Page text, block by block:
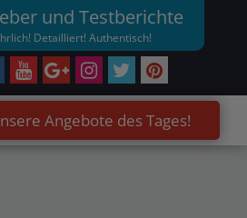
und Testberichte
Detailliert! Authentisch!
Angebote des Tages!